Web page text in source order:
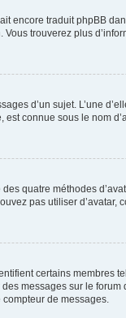
encore traduit phpBB
trouverez plus
d’un sujet. L’une
connue sous le nom
quatre méthodes
pas utiliser d’avatar,
certains membres
messages sur le
de messages.